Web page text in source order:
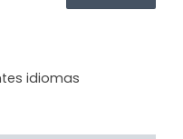
idiomas